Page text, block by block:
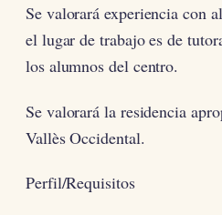
Se valorará experiencia con
el lugar de trabajo es de
los alumnos del centro.
Se valorará la residencia
Vallès Occidental.
Perfil/Requisitos